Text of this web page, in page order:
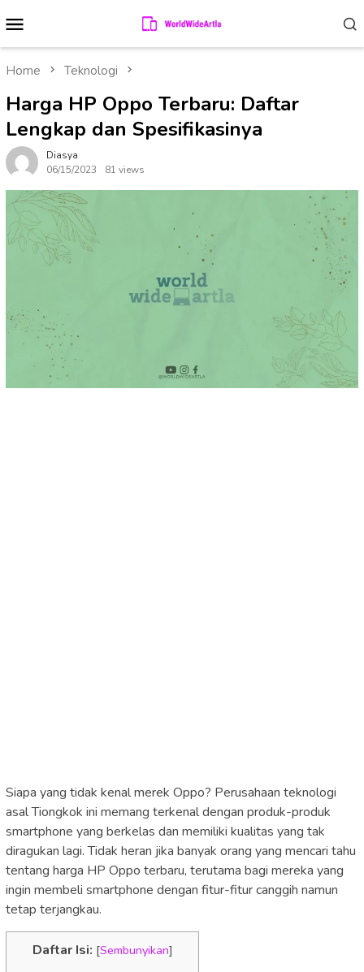
to
contentMenu
Home Teknologi
Harga HP Oppo Terbaru: Daftar
Lengkap dan Spesifikasinya
Diasya
06/15/2023
81 views
Siapa yang tidak kenal merek Oppo? Perusahaan teknologi
asal Tiongkok ini memang terkenal dengan produk-produk
smartphone yang berkelas dan memiliki kualitas yang tak
diragukan lagi. Tidak heran jika banyak orang yang mencari tahu
tentang harga HP Oppo terbaru, terutama bagi mereka yang
ingin membeli smartphone dengan fitur-fitur canggih namun
tetap terjangkau.
Daftar Isi: [Sembunyikan]